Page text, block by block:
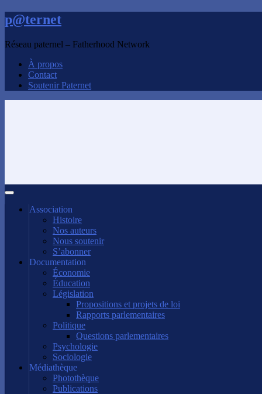
p@ternet
Réseau paternel – Fatherhood Network
À propos
Contact
Soutenir Paternet
Association
Histoire
Nos auteurs
Nous soutenir
S’abonner
Documentation
Économie
Éducation
Législation
Propositions et projets de loi
Rapports parlementaires
Politique
Questions parlementaires
Psychologie
Sociologie
Médiathèque
Photothèque
Publications